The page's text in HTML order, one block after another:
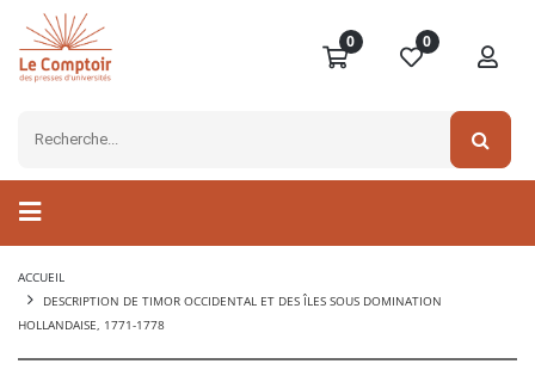
0 0
ACCUEIL
DESCRIPTION DE TIMOR OCCIDENTAL ET DES ÎLES SOUS DOMINATION
HOLLANDAISE, 1771-1778